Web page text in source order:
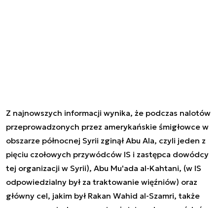
Z najnowszych informacji wynika, że podczas nalotów
przeprowadzonych przez amerykańskie śmigłowce w
obszarze północnej Syrii zginął Abu Ala, czyli jeden z
pięciu czołowych przywódców IS i zastępca dowódcy
tej organizacji w Syrii), Abu Mu'ada al-Kahtani, (w IS
odpowiedzialny był za traktowanie więźniów) oraz
główny cel, jakim był Rakan Wahid al-Szamri, także